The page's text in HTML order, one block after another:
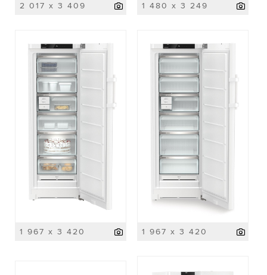
2 017 x 3 409 1 480 x 3 249
1 967 x 3 420 1 967 x 3 420